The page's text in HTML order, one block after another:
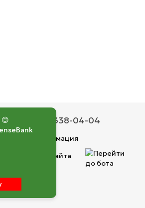
43 067 338-04-04
информация
Полная версия сайта
Укр